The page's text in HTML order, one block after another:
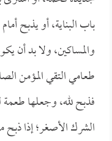
باب البناية، أو يذبح
والمساكين، ولا بد أن
طعامي التقي المؤمن
فذبح لله، وجعلها
الشرك الأصغر؛ إذا